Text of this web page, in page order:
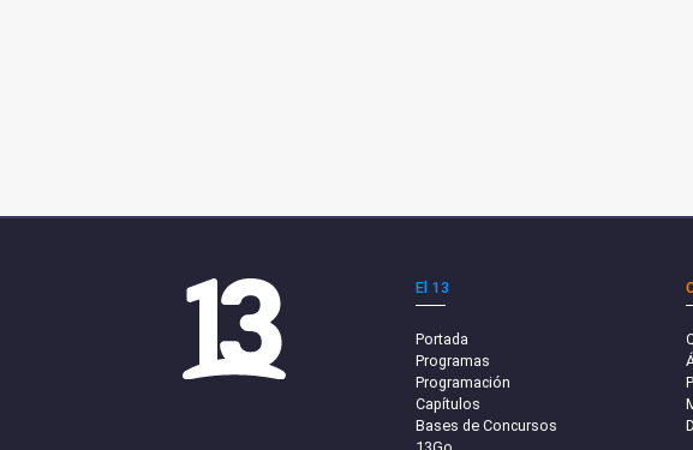
El 13
Portada
Programas
Programación
Capítulos
Bases de Concursos